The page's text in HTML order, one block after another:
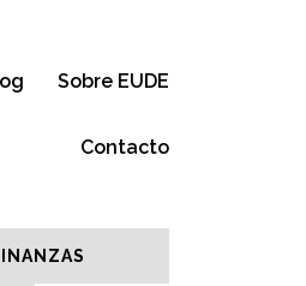
Sobre EUDE
Contacto